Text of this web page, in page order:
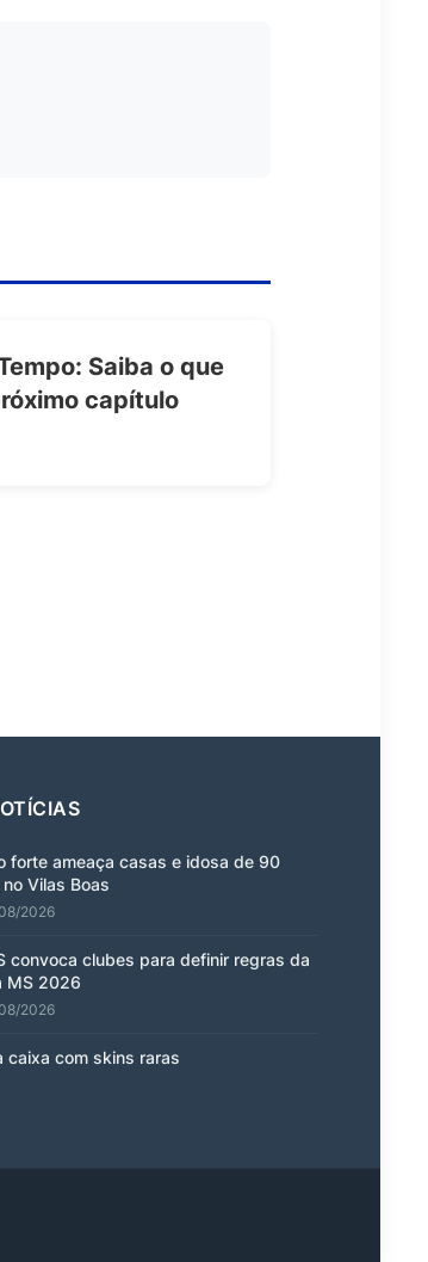
Saiba o que
capítulo
forte ameaça casas e idosa de 90
Vilas Boas
2026
convoca clubes para definir regras da
MS 2026
2026
caixa com skins raras